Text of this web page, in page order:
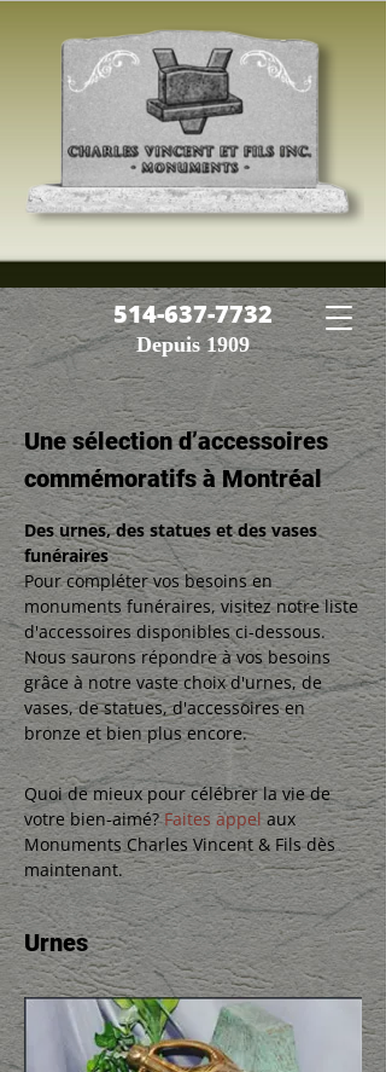
514-637-7732
Depuis 1909
Une sélection d’accessoires
commémoratifs à Montréal
Des urnes, des statues et des vases
funéraires
Pour compléter vos besoins en
monuments funéraires, visitez notre liste
d'accessoires disponibles ci-dessous.
Nous saurons répondre à vos besoins
grâce à notre vaste choix d'urnes, de
vases, de statues, d'accessoires en
bronze et bien plus encore.
Quoi de mieux pour célébrer la vie de
votre bien-aimé?Faites appelaux
Monuments Charles Vincent & Fils dès
maintenant.
Urnes